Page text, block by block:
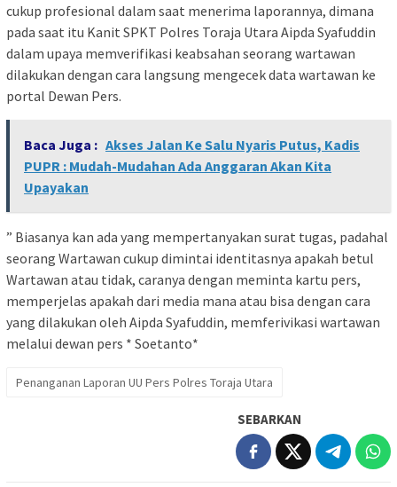
cukup profesional dalam saat menerima laporannya, dimana
pada saat itu Kanit SPKT Polres Toraja Utara Aipda Syafuddin
dalam upaya memverifikasi keabsahan seorang wartawan
dilakukan dengan cara langsung mengecek data wartawan ke
portal Dewan Pers.
Baca Juga : Akses Jalan Ke Salu Nyaris Putus, Kadis
PUPR : Mudah-Mudahan Ada Anggaran Akan Kita
Upayakan
” Biasanya kan ada yang mempertanyakan surat tugas, padahal
seorang Wartawan cukup dimintai identitasnya apakah betul
Wartawan atau tidak, caranya dengan meminta kartu pers,
memperjelas apakah dari media mana atau bisa dengan cara
yang dilakukan oleh Aipda Syafuddin, memferivikasi wartawan
melalui dewan pers * Soetanto*
Penanganan Laporan UU Pers Polres Toraja Utara
SEBARKAN